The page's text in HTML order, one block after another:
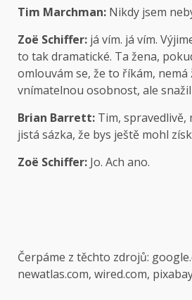
Tim Marchman: Nikdy jsem
Zoë Schiffer: já vím. já vím.
to tak dramatické. Ta žena,
omlouvám se, že to říkám, nemá
vnímatelnou osobnost, ale
Brian Barrett: Tim, spravedlivě,
jistá sázka, že bys ještě mohl
Zoë Schiffer: Jo. Ach ano.
Čerpáme z těchto zdrojů:
newatlas.com, wired.com,